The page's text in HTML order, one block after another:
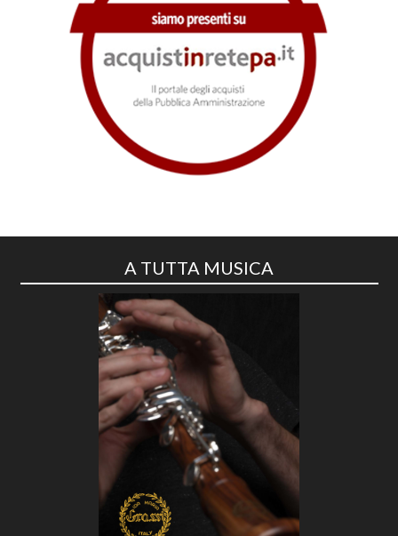
A TUTTA MUSICA